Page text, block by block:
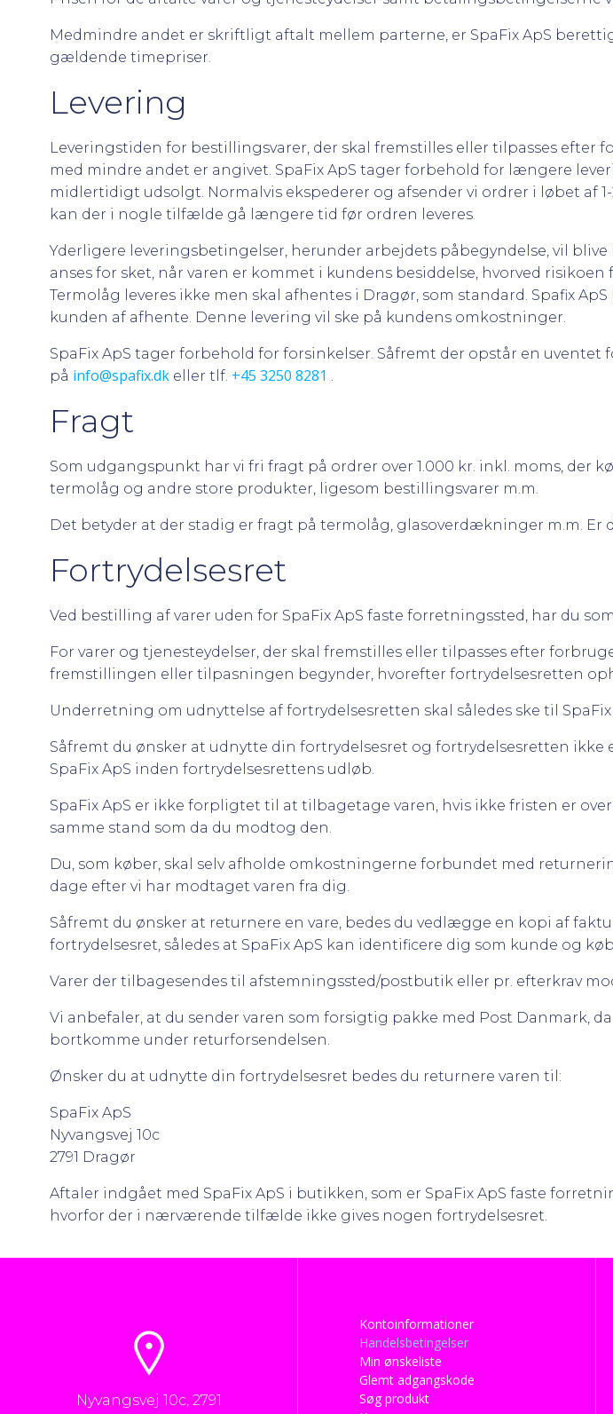
Medmindre andet er skriftligt aftalt mellem parterne, er SpaFix ApS
gældende timepriser.
Levering
Leveringstiden for bestillingsvarer, der skal fremstilles eller tilpasses
med mindre andet er angivet. SpaFix ApS tager forbehold for længere
midlertidigt udsolgt. Normalvis ekspederer og afsender vi ordrer i løbet af
kan der i nogle tilfælde gå længere tid før ordren leveres.
Yderligere leveringsbetingelser, herunder arbejdets påbegyndelse, vil
anses for sket, når varen er kommet i kundens besiddelse, hvorved
Termolåg leveres ikke men skal afhentes i Dragør, som standard. Spafix
kunden af afhente. Denne levering vil ske på kundens omkostninger.
SpaFix ApS tager forbehold for forsinkelser. Såfremt der opstår en
på info@spafix.dk eller tlf. +45 3250 8281 .
Fragt
Som udgangspunkt har vi fri fragt på ordrer over 1.000 kr. inkl. moms, der
termolåg og andre store produkter, ligesom bestillingsvarer m.m.
Det betyder at der stadig er fragt på termolåg, glasoverdækninger m.m. Er
Fortrydelsesret
Ved bestilling af varer uden for SpaFix ApS faste forretningssted, har du
For varer og tjenesteydelser, der skal fremstilles eller tilpasses efter
fremstillingen eller tilpasningen begynder, hvorefter fortrydelsesretten
Underretning om udnyttelse af fortrydelsesretten skal således ske til
Såfremt du ønsker at udnytte din fortrydelsesret og fortrydelsesretten
SpaFix ApS inden fortrydelsesrettens udløb.
SpaFix ApS er ikke forpligtet til at tilbagetage varen, hvis ikke fristen er
samme stand som da du modtog den.
Du, som køber, skal selv afholde omkostningerne forbundet med
dage efter vi har modtaget varen fra dig.
Såfremt du ønsker at returnere en vare, bedes du vedlægge en kopi af
fortrydelsesret, således at SpaFix ApS kan identificere dig som kunde og
Varer der tilbagesendes til afstemningssted/postbutik eller pr. efterkrav
Vi anbefaler, at du sender varen som forsigtig pakke med Post Danmark,
bortkomme under returforsendelsen.
Ønsker du at udnytte din fortrydelsesret bedes du returnere varen til:
SpaFix ApS
Nyvangsvej 10c
2791 Dragør
Aftaler indgået med SpaFix ApS i butikken, som er SpaFix ApS faste
hvorfor der i nærværende tilfælde ikke gives nogen fortrydelsesret.
Nyvangsvej 10c, 2791
Kontoinformationer
Handelsbetingelser
Min ønskeliste
Glemt adgangskode
Søg produkt